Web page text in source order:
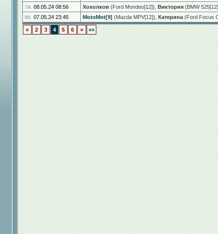
79. 08.05.24 08:56 Хохолков (Ford Mondeo[12]) Виктория (BMW
80. 07.05.24 23:45 MotoMot[9] (Mazda MPV[12]) Катерина (Ford Focus
« 2 3 4 5 6 » »»